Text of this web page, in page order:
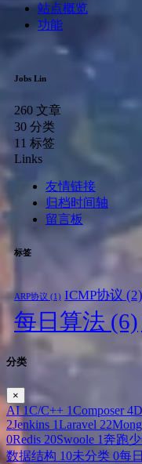
站点概览
功能
Jobs Lin
260 文章
30 分类
11 标签
Links
友情链接
归档时间轴
留言板
标签
ARP协议 (1) ICMP协议 (2)
每日算法 (6)
分类
×
AI1C/C++ 1Composer4
2Jenkins 1Laravel 22
0Redis 20Swoole 1奔跑
数据结构 10未分类 0每